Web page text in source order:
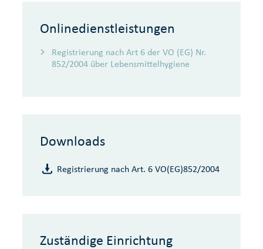
Onlinedienstleistungen
Registrierung nach Art 6 der VO (EG) Nr.
852/2004 über Lebensmittelhygiene
Downloads
Registrierung nach Art. 6 VO(EG)852/2004
Zuständige Einrichtung